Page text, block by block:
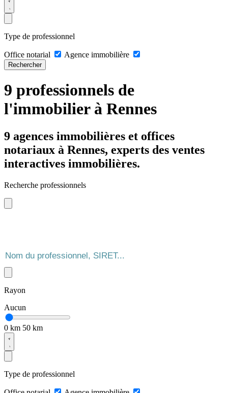
Type de professionnel
Office notarial Agence immobilière
Rechercher
9 professionnels de
l'immobilier à Rennes
9 agences immobilières et offices
notariaux à Rennes, experts des ventes
interactives immobilières.
Recherche professionnels
Rayon
Aucun
0 km 50 km
Type de professionnel